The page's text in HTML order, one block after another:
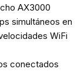
AX3000
simultáneos en
WiFi
conectados